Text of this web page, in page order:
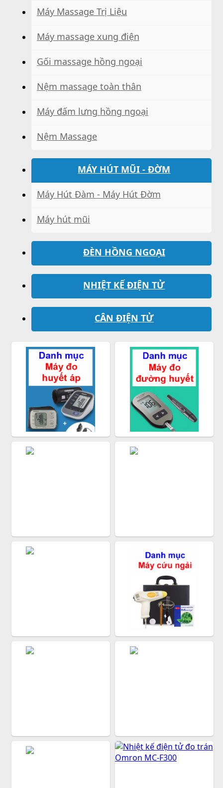
Máy Massage Trị Liệu
Máy massage xung điện
Gối massage hồng ngoại
Nệm massage toàn thân
Máy đấm lưng hồng ngoại
Nệm Massage
MÁY HÚT MŨI - ĐỜM
Máy Hút Đàm - Máy Hút Đờm
Máy hút mũi
ĐÈN HỒNG NGOẠI
NHIỆT KẾ ĐIỆN TỬ
CÂN ĐIỆN TỬ